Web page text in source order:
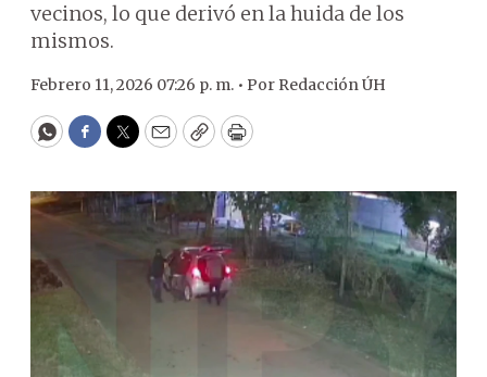
vecinos, lo que derivó en la huida de los
mismos.
Febrero 11, 2026 07:26 p. m. • Por Redacción ÚH
WhatsApp
Facebook
Twitter
EmailCopyPrint